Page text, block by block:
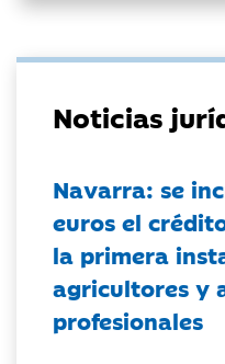
Noticias
Navarra: se
euros el
la primera
agricultores y
profesionales